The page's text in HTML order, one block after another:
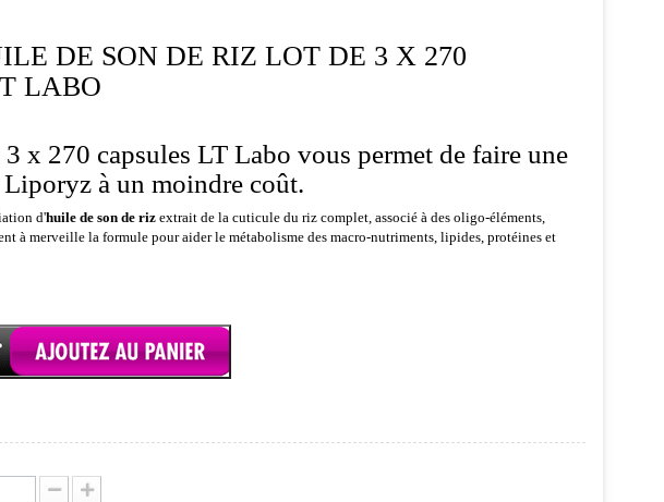
DE SON DE RIZ LOT DE 3 X 270
LABO
x 270 capsules LT Labo vous permet de faire une
à un moindre coût.
d'huile de son de riz extrait de la cuticule du riz complet, associé à des oligo-éléments,
à merveille la formule pour aider le métabolisme des macro-nutriments, lipides, protéines et